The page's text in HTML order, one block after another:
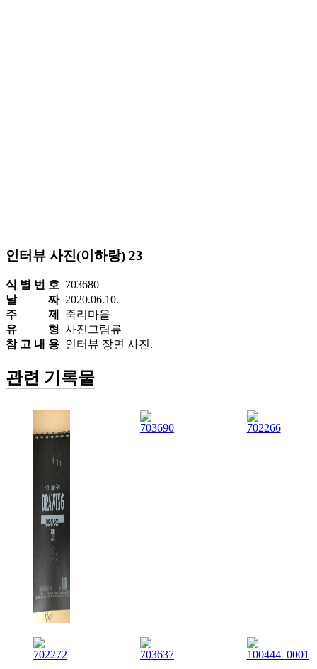
인터뷰 사진(이하랑) 23
식 별 번 호 703680
날 짜2020.06.10.
주 제
죽리마을
유 형 사진그림류
참 고 내 용 인터뷰 장면 사진.
관련 기록물